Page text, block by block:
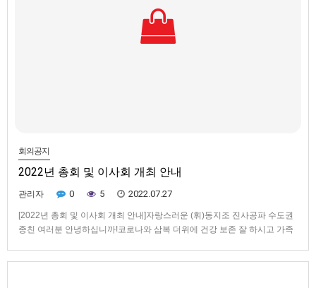
회의공지
2022년 총회 및 이사회 개최 안내
관리자 0 5 2022.07.27
[2022년 총회 및 이사회 개최 안내]자랑스러운 (휘)동지조 진사공파 수도권
종친 여러분 안녕하십니까!코로나와 삼복 더위에 건강 보존 잘 하시고 가족